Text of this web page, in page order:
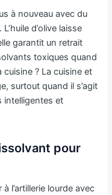
à nouveau avec du
d’olive laisse
garantit un retrait
toxiques quand
? La cuisine et
surtout quand il s’agit
intelligentes et
pour
l’artillerie lourde avec